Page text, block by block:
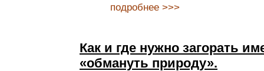
подробнее >>>
Как и где нужно загорать
«обмануть природу».